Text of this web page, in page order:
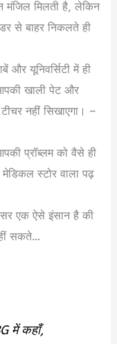
मंजिल मिलती है, लेकिन
से बाहर निकलते ही
और यूनिवर्सिटी में ही
खाली पेट और
नहीं सिखाएगा। –
प्रॉब्लम को वैसे ही
स्टोर वाला पढ़
एक ऐसे इंसान है की
सकते…
में कहाँ,